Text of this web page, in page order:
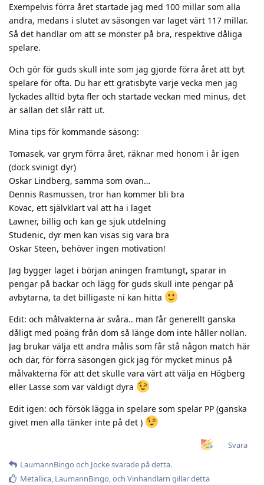
Exempelvis förra året startade jag med 100 millar som alla
andra, medans i slutet av säsongen var laget värt 117 millar.
Så det handlar om att se mönster på bra, respektive dåliga
spelare.
Och gör för guds skull inte som jag gjorde förra året att byt
spelare för ofta. Du har ett gratisbyte varje vecka men jag
lyckades alltid byta fler och startade veckan med minus, det
är sällan det slår rätt ut.
Mina tips för kommande säsong:
Tomasek, var grym förra året, räknar med honom i år igen
(dock svinigt dyr)
Oskar Lindberg, samma som ovan…
Dennis Rasmussen, tror han kommer bli bra
Kovac, ett självklart val att ha i laget
Lawner, billig och kan ge sjuk utdelning
Studenic, dyr men kan visas sig vara bra
Oskar Steen, behöver ingen motivation!
Jag bygger laget i början aningen framtungt, sparar in
pengar på backar och lägg för guds skull inte pengar på
avbytarna, ta det billigaste ni kan hitta
Edit: och målvakterna är svåra.. man får generellt ganska
dåligt med poäng från dom så länge dom inte håller nollan.
Jag brukar välja ett andra målis som får stå någon match här
och där, för förra säsongen gick jag för mycket minus på
målvakterna för att det skulle vara värt att välja en Högberg
eller Lasse som var väldigt dyra
Edit igen: och försök lägga in spelare som spelar PP (ganska
givet men alla tänker inte på det )
Svara
LaumannBingo och Jockesvarade på detta.
Metallica, LaumannBingo, och Vinhandlarn gillar detta